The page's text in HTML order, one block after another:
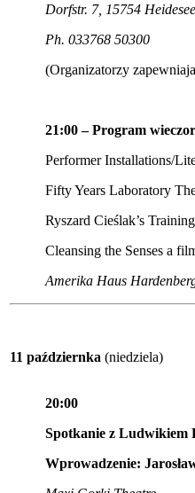
Dorfstr. 7, 15754
Ph. 033768 50300
(Organizatorzy
21:00 – Program
Performer Installations/
Fifty Years Laboratory
Ryszard Cieślak’s Training
Cleansing the Senses a
Amerika Haus
11 październka (niedziela)
20:00
Spotkanie z Ludwikiem
Wprowadzenie: